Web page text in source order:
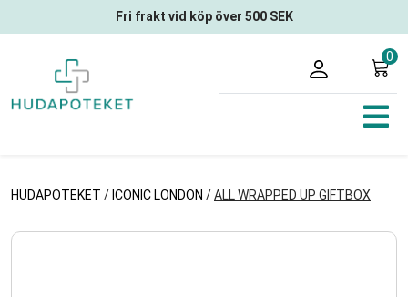
Fri frakt vid köp över 500 SEK
0
HUDAPOTEKET / ICONIC LONDON /ALL WRAPPED UP GIFTBOX